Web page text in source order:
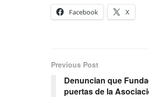
Facebook
X
Previous Post
Denuncian que
puertas de la